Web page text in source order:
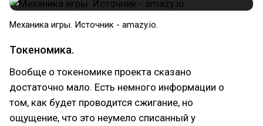
Механика игры. Источник - amazy.io.
Токеномика.
Вообще о токеномике проекта сказано
достаточно мало. Есть немного информации о
том, как будет проводится сжигание, но
ощущение, что это неумело списанный у